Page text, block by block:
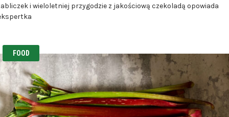
i wieloletniej przygodzie z jakościową czekoladą opowiada
FOOD